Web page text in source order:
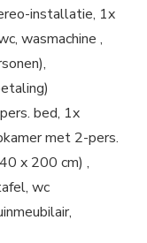
installatie, 1x
wasmachine ,
bed, 1x
met 2-pers.
x 200 cm) ,
wc